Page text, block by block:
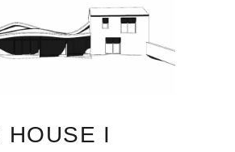
HOUSE I